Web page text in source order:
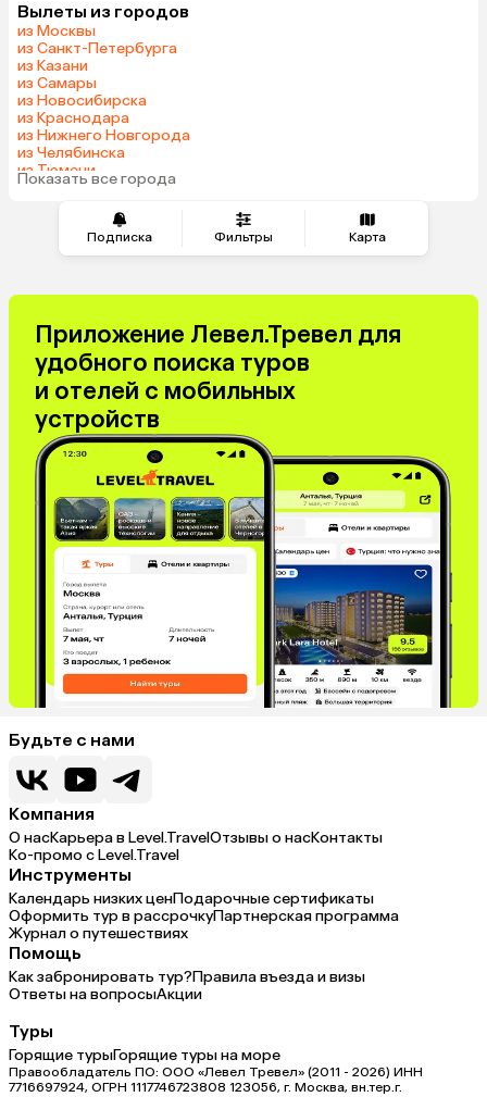
Подписка Фильтры Карта
Беларусь
Шри-Ланка
Азербайджан
Индия
Катар
Саудовская Аравия
Венгрия
Вылеты из городов
из Москвы
из Санкт-Петербурга
из Казани
из Самары
из Новосибирска
из Краснодара
из Нижнего Новгорода
из Челябинска
из Тюмени
из Минеральных Вод
Показать все города
Приложение Левел.Тревел для
удобного поиска туров
и отелей с мобильных
устройств
Будьте с нами
Компания
О насКарьера в Level.TravelОтзывы о насКонтакты
Ко-промо с Level.Travel
Инструменты
Календарь низких ценПодарочные сертификаты
Оформить тур в рассрочкуПартнерская программа
Журнал о путешествиях
Помощь
Как забронировать тур?Правила въезда и визы
Ответы на вопросыАкции
Туры
Горящие турыГорящие туры на море
Правообладатель ПО: ООО «Левел Тревел» (2011 - 2026) ИНН
7716697924, ОГРН 1117746723808 123056, г. Москва, вн.тер.г.